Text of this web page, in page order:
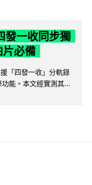
發一收同步獨
必備
「四發一收」分軌錄
能。本文經實測其...